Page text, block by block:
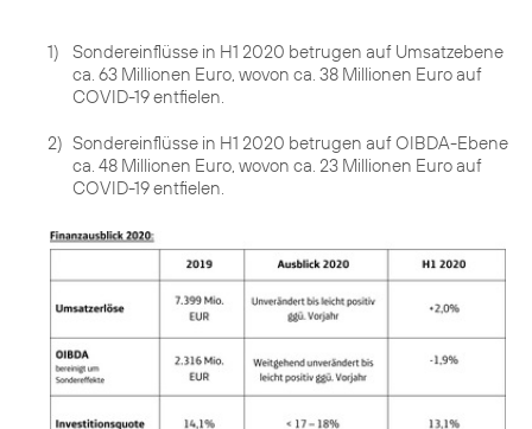
1)
Sondereinflüsse in H1 2020 betrugen auf Umsatzebene
ca. 63 Millionen Euro, wovon ca. 38 Millionen Euro auf
COVID-19 entfielen.
2) Sondereinflüsse in H1 2020 betrugen auf OIBDA-Ebene
ca. 48 Millionen Euro, wovon ca. 23 Millionen Euro auf
COVID-19 entfielen.